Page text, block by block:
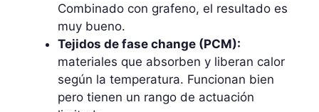
Combinado con grafeno, el resultado es
muy bueno.
Tejidos de fase change (PCM):
materiales que absorben y liberan calor
según la temperatura. Funcionan bien
pero tienen un rango de actuación